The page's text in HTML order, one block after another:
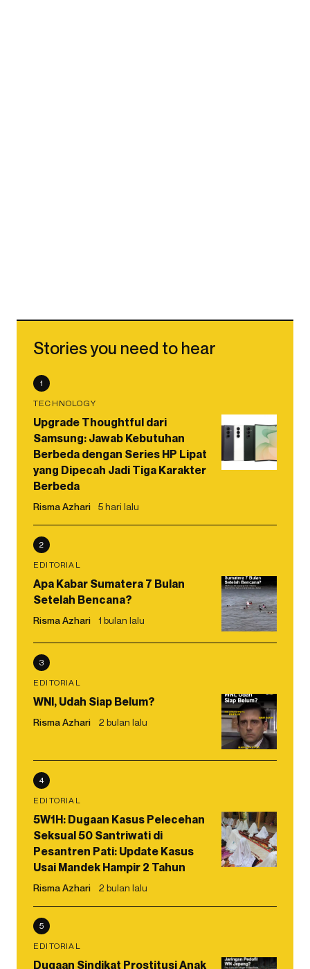
Stories you need to hear
1
TECHNOLOGY
Upgrade Thoughtful dari
Samsung: Jawab Kebutuhan
Berbeda dengan Series HP Lipat
yang Dipecah Jadi Tiga Karakter
Berbeda
Risma Azhari 5 hari lalu
2
EDITORIAL
Apa Kabar Sumatera 7 Bulan
Setelah Bencana?
Risma Azhari 1 bulan lalu
3
EDITORIAL
WNI, Udah Siap Belum?
Risma Azhari 2 bulan lalu
4
EDITORIAL
5W1H: Dugaan Kasus Pelecehan
Seksual 50 Santriwati di
Pesantren Pati: Update Kasus
Usai Mandek Hampir 2 Tahun
Risma Azhari 2 bulan lalu
5
EDITORIAL
Dugaan Sindikat Prostitusi Anak